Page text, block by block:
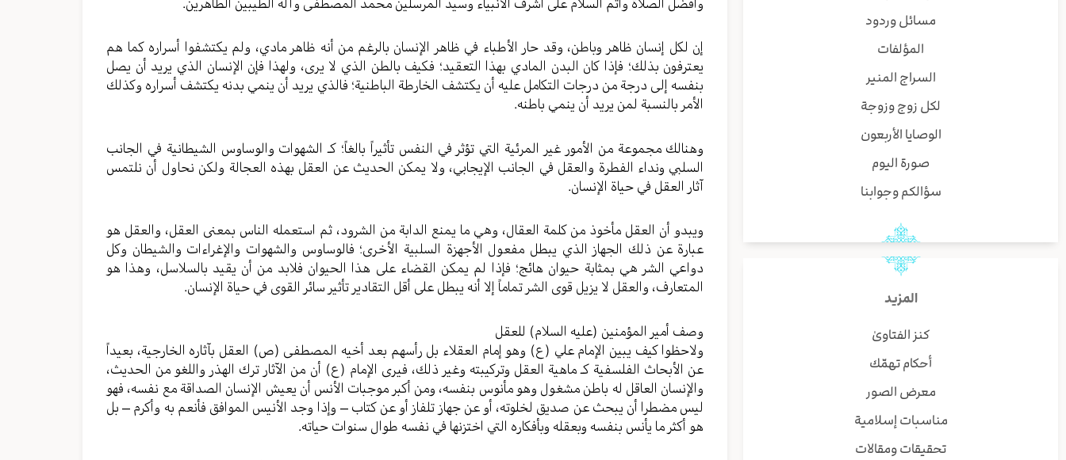
مسائل وردود
المؤلفات
السراج المنير
لكل زوج وزوجة
الوصايا الأربعون
صورة اليوم
سؤالكم وجوابنا
المزيد
كنز الفتاوىٰ
أحكام تهمّك
معرض الصور
مناسبات إسلامية
تحقيقات ومقالات
إن لكل إنسان ظاهر وباطن، وقد حار الأطباء في ظاهر الإنسان بالرغم من أنه ظاهر مادي، ولم يكتشفوا أسراره كما هم
يعترفون بذلك؛ فإذا كان البدن المادي بهذا التعقيد؛ فكيف بالطن الذي لا يرى، ولهذا فإن الإنسان الذي يريد أن يصل
بنفسه إلى درجة من درجات التكامل عليه أن يكتشف الخارطة الباطنية؛ فالذي يريد أن ينمي بدنه يكتشف أسراره وكذلك
الأمر بالنسبة لمن يريد أن ينمي باطنه.
وهنالك مجموعة من الأمور غير المرئية التي تؤثر في النفس تأثيراً بالغاً؛ كـ الشهوات والوساوس الشيطانية في الجانب
السلبي ونداء الفطرة والعقل في الجانب الإيجابي، ولا يمكن الحديث عن العقل بهذه العجالة ولكن نحاول أن نلتمس
آثار العقل في حياة الإنسان.
ويبدو أن العقل مأخوذ من كلمة العقال، وهي ما يمنع الدابة من الشرود، ثم استعمله الناس بمعنى العقل، والعقل هو
عبارة عن ذلك الجهاز الذي يبطل مفعول الأجهزة السلبية الأخرى؛ فالوساوس والشهوات والإغراءات والشيطان وكل
دواعي الشر هي بمثابة حيوان هائج؛ فإذا لم يمكن القضاء على هذا الحيوان فلابد من أن يقيد بالسلاسل، وهذا هو
المتعارف، والعقل لا يزيل قوى الشر تماماً إلا أنه يبطل على أقل التقادير تأثير سائر القوى في حياة الإنسان.
وصف أمير المؤمنين (عليه السلام) للعقل
ولاحظوا كيف يبين الإمام علي (ع) وهو إمام العقلاء بل رأسهم بعد أخيه المصطفى (ص) العقل بآثاره الخارجية، بعيداً
عن الأبحاث الفلسفية كـ ماهية العقل وتركيبته وغير ذلك، فيرى الإمام (ع) أن من الآثار ترك الهذر واللغو من الحديث،
والإنسان العاقل له باطن مشغول وهو مأنوس بنفسه، ومن أكبر موجبات الأنس أن يعيش الإنسان الصداقة مع نفسه، فهو
ليس مضطرا أن يبحث عن صديق لخلوته، أو عن جهاز تلفاز أو عن كتاب – وإذا وجد الأنيس الموافق فأنعم به وأكرم – بل
هو أكثر ما يأنس بنفسه وبعقله وبأفكاره التي اختزنها في نفسه طوال سنوات حياته.